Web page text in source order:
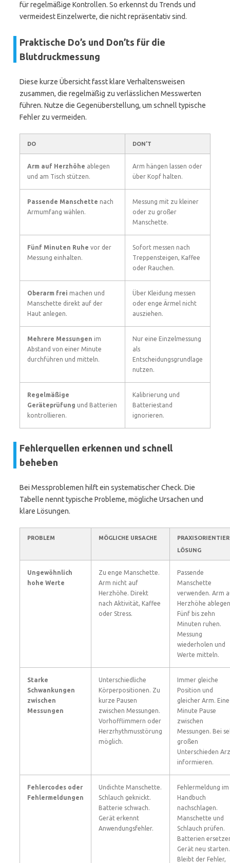
für regelmäßige Kontrollen. So erkennst du Trends und
vermeidest Einzelwerte, die nicht repräsentativ sind.
Praktische Do’s und Don’ts für die
Blutdruckmessung
Diese kurze Übersicht fasst klare Verhaltensweisen
zusammen, die regelmäßig zu verlässlichen Messwerten
führen. Nutze die Gegenüberstellung, um schnell typische
Fehler zu vermeiden.
DO DON’T
Arm auf Herzhöhe ablegen
und am Tisch stützen.
Arm hängen lassen oder
über Kopf halten.
Passende Manschette nach
Armumfang wählen.
Messung mit zu kleiner
oder zu großer
Manschette.
Fünf Minuten Ruhe vor der
Messung einhalten.
Sofort messen nach
Treppensteigen, Kaffee
oder Rauchen.
Oberarm frei machen und
Manschette direkt auf der
Haut anlegen.
Über Kleidung messen
oder enge Ärmel nicht
ausziehen.
Mehrere Messungen im
Abstand von einer Minute
durchführen und mitteln.
Nur eine Einzelmessung
als
Entscheidungsgrundlage
nutzen.
Regelmäßige
Geräteprüfung und Batterien
kontrollieren.
Kalibrierung und
Batteriestand
ignorieren.
Fehlerquellen erkennen und schnell
beheben
Bei Messproblemen hilft ein systematischer Check. Die
Tabelle nennt typische Probleme, mögliche Ursachen und
klare Lösungen.
PROBLEM MÖGLICHE URSACHE
LÖSUNG
Ungewöhnlich
hohe Werte
Zu enge Manschette.
Arm nicht auf
Herzhöhe. Direkt
nach Aktivität, Kaffee
oder Stress.
Passende
Manschette
verwenden. Arm
Herzhöhe
Fünf bis zehn
Minuten ruhen.
Messung
wiederholen und
Werte mitteln.
Starke
Schwankungen
zwischen
Messungen
Unterschiedliche
Körperpositionen. Zu
kurze Pausen
zwischen Messungen.
Vorhofflimmern oder
Herzrhythmusstörung
möglich.
Immer gleiche
Position und
gleicher Arm. Eine
Minute Pause
zwischen
Messungen. Bei
großen
Unterschieden
informieren.
Fehlercodes oder
Fehlermeldungen
Undichte Manschette.
Schlauch geknickt.
Batterie schwach.
Gerät erkennt
Anwendungsfehler.
Fehlermeldung im
Handbuch
nachschlagen.
Manschette und
Schlauch prüfen.
Batterien
Gerät neu starten.
Bleibt der Fehler,